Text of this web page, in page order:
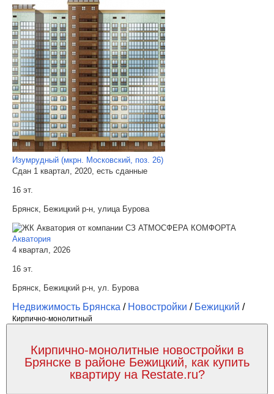
Изумрудный (мкрн. Московский, поз. 26)
Сдан 1 квартал, 2020, есть сданные
16 эт.
Брянск, Бежицкий р-н, улица Бурова
Акватория
4 квартал, 2026
16 эт.
Брянск, Бежицкий р-н, ул. Бурова
Недвижимость Брянска / Новостройки / Бежицкий /
Кирпично-монолитный
Кирпично-монолитные новостройки в
Брянске в районе Бежицкий, как купить
квартиру на Restate.ru?